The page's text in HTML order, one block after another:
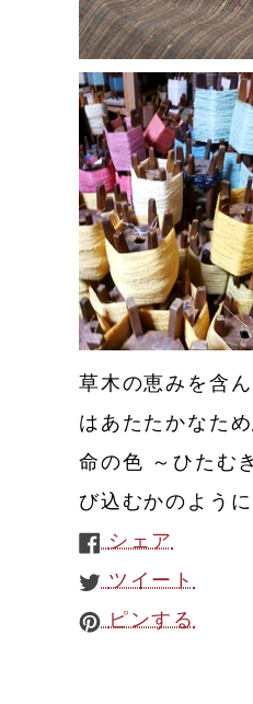
草木の恵みを含
はあたたかなた
命の色 ～ひたむ
び込むかのよう
シェア
ツイート
ピンする